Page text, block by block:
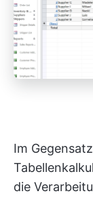
Im
die